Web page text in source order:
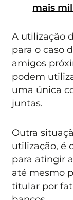
mais
A utilização
para o caso
amigos
podem
uma única
juntas.
Outra
utilização, é
para atingir
até mesmo
titular por